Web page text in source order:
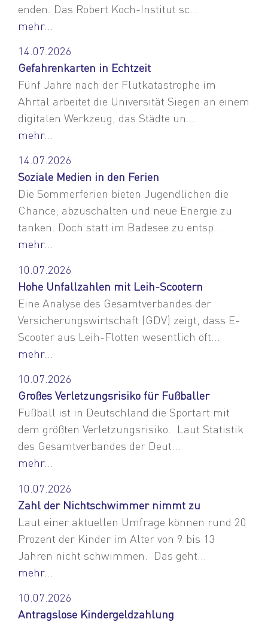
enden. Das Robert Koch-Institut sc...
mehr...
14.07.2026
Gefahrenkarten in Echtzeit
Fünf Jahre nach der Flutkatastrophe im
Ahrtal arbeitet die Universität Siegen an einem
digitalen Werkzeug, das Städte un...
mehr...
14.07.2026
Soziale Medien in den Ferien
Die Sommerferien bieten Jugendlichen die
Chance, abzuschalten und neue Energie zu
tanken. Doch statt im Badesee zu entsp...
mehr...
10.07.2026
Hohe Unfallzahlen mit Leih-Scootern
Eine Analyse des Gesamtverbandes der
Versicherungswirtschaft (GDV) zeigt, dass E-
Scooter aus Leih-Flotten wesentlich öft...
mehr...
10.07.2026
Großes Verletzungsrisiko für Fußballer
Fußball ist in Deutschland die Sportart mit
dem größten Verletzungsrisiko. Laut Statistik
des Gesamtverbandes der Deut...
mehr...
10.07.2026
Zahl der Nichtschwimmer nimmt zu
Laut einer aktuellen Umfrage können rund 20
Prozent der Kinder im Alter von 9 bis 13
Jahren nicht schwimmen. Das geht...
mehr...
10.07.2026
Antragslose Kindergeldzahlung